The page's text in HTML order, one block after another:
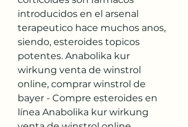
introducidos en el arsenal
terapeutico hace muchos anos,
siendo, esteroides topicos
potentes. Anabolika kur
wirkung venta de winstrol
online, comprar winstrol de
bayer - Compre esteroides en
línea Anabolika kur wirkung